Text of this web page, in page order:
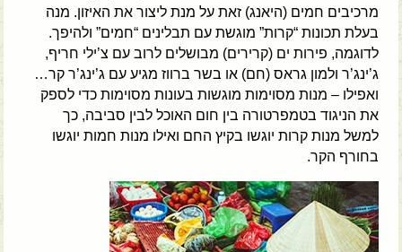
מרכיבים חמים (היאנג) זאת על מנת ליצור את האיזון. מנה
בעלת תכונות “קרות” מוגשת עם תבלינים “חמים” ולהיפך.
לדוגמה, פירות ים (קרירים) מבושלים לרוב עם צ’ילי חריף,
ג’ינג’ר ולמון גראס (חם) או בשר ברווז מגיע עם ג’ינג’ר קר…
ואפילו – מנות מסוימות מוגשות בעונות מסוימות כדי לספק
את הניגוד בטמפרטורה בין חום האוכל לבין סביבה, כך
למשל מנות קרות יוגשו בקיץ החם ואילו מנות חמות יוגשו
בחורף הקר.